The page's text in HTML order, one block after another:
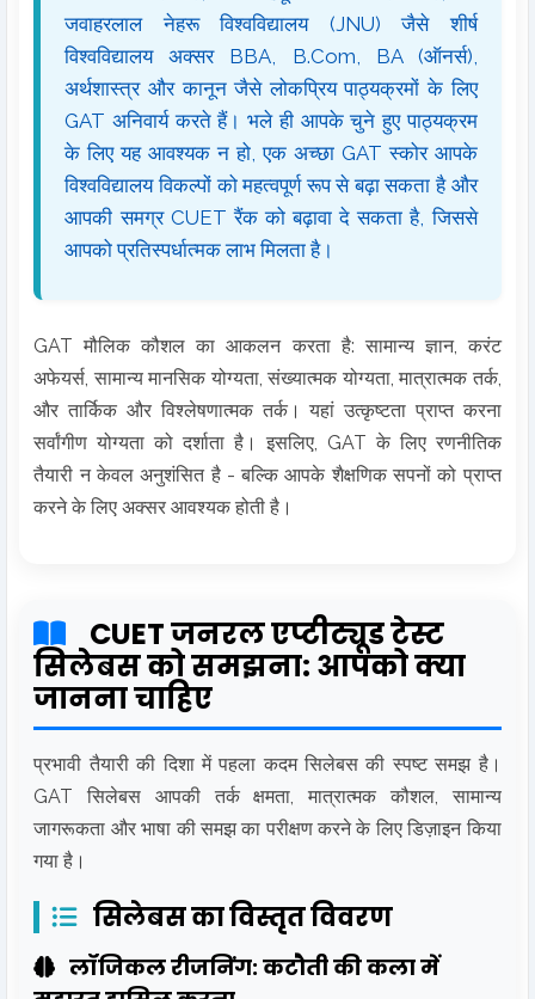
जवाहरलाल नेहरू विश्वविद्यालय (JNU) जैसे शीर्ष
विश्वविद्यालय अक्सर BBA, B.Com, BA (ऑनर्स),
अर्थशास्त्र और कानून जैसे लोकप्रिय पाठ्यक्रमों के लिए
GAT अनिवार्य करते हैं। भले ही आपके चुने हुए पाठ्यक्रम
के लिए यह आवश्यक न हो, एक अच्छा GAT स्कोर आपके
विश्वविद्यालय विकल्पों को महत्वपूर्ण रूप से बढ़ा सकता है और
आपकी समग्र CUET रैंक को बढ़ावा दे सकता है, जिससे
आपको प्रतिस्पर्धात्मक लाभ मिलता है।
GAT मौलिक कौशल का आकलन करता है: सामान्य ज्ञान, करंट
अफेयर्स, सामान्य मानसिक योग्यता, संख्यात्मक योग्यता, मात्रात्मक तर्क,
और तार्किक और विश्लेषणात्मक तर्क। यहां उत्कृष्टता प्राप्त करना
सर्वांगीण योग्यता को दर्शाता है। इसलिए, GAT के लिए रणनीतिक
तैयारी न केवल अनुशंसित है - बल्कि आपके शैक्षणिक सपनों को प्राप्त
करने के लिए अक्सर आवश्यक होती है।
CUET जनरल एप्टीट्यूड टेस्ट
सिलेबस को समझना: आपको क्या
जानना चाहिए
प्रभावी तैयारी की दिशा में पहला कदम सिलेबस की स्पष्ट समझ है।
GAT सिलेबस आपकी तर्क क्षमता, मात्रात्मक कौशल, सामान्य
जागरूकता और भाषा की समझ का परीक्षण करने के लिए डिज़ाइन किया
गया है।
सिलेबस का विस्तृत विवरण
लॉजिकल रीजनिंग: कटौती की कला में